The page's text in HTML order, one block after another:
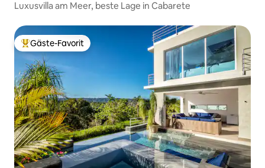
Luxusvilla am Meer, beste Lage in Cabarete
Beliebter Gäste-Favorit.
Gäste-Favorit